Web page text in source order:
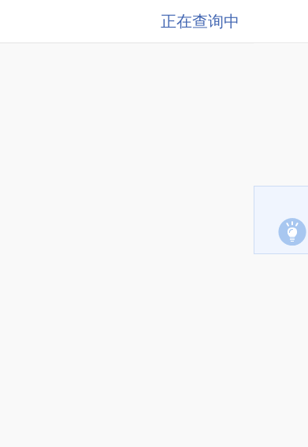
正在查询中